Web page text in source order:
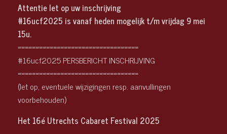
Attentie let op uw inschrijving
#16ucf2025 is vanaf heden mogelijk t/m vrijdag 9 mei
15u.
==================================
#16ucf2025 PERSBERICHT INSCHRIJVING
==================================
(let op, eventuele wijzigingen resp. aanvullingen
voorbehouden)
Het 16é Utrechts Cabaret Festival 2025